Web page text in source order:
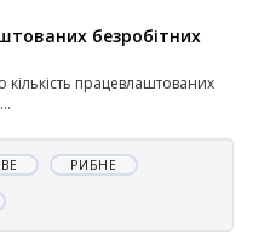
безробітних
кількість працевлаштованих
РИБНЕ